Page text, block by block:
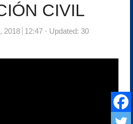
CIVIL
2018 12:47
Updated: 30